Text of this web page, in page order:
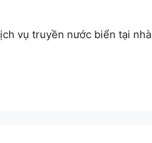
vụ truyền nước biển tại nhà